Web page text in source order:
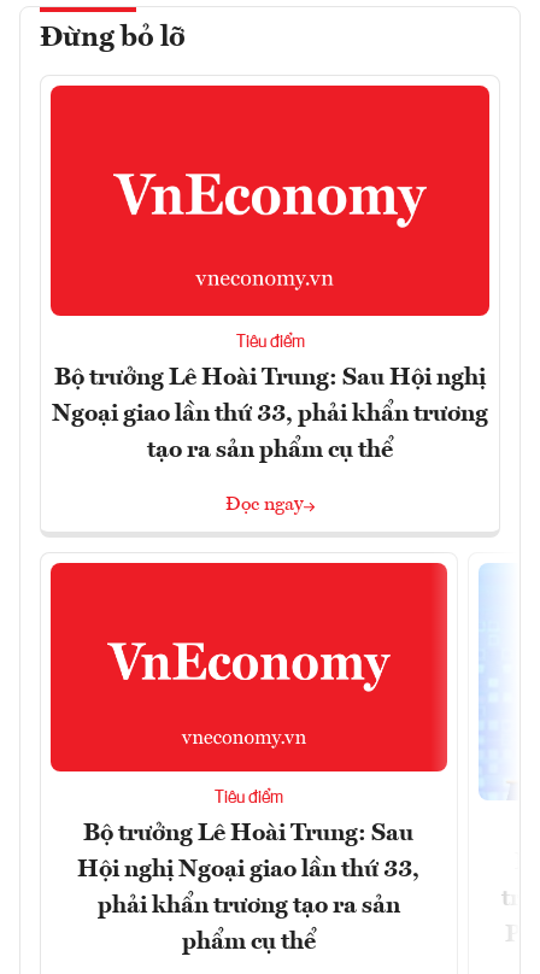
Đừng bỏ lỡ
Tiêu điểm
Bộ trưởng Lê Hoài Trung: Sau Hội nghị
Ngoại giao lần thứ 33, phải khẩn trương
tạo ra sản phẩm cụ thể
Đọc ngay
Tiêu điểm
Bộ trưởng Lê Hoài Trung: Sau
Hội nghị Ngoại giao lần thứ 33,
phải khẩn trương tạo ra sản
phẩm cụ thể